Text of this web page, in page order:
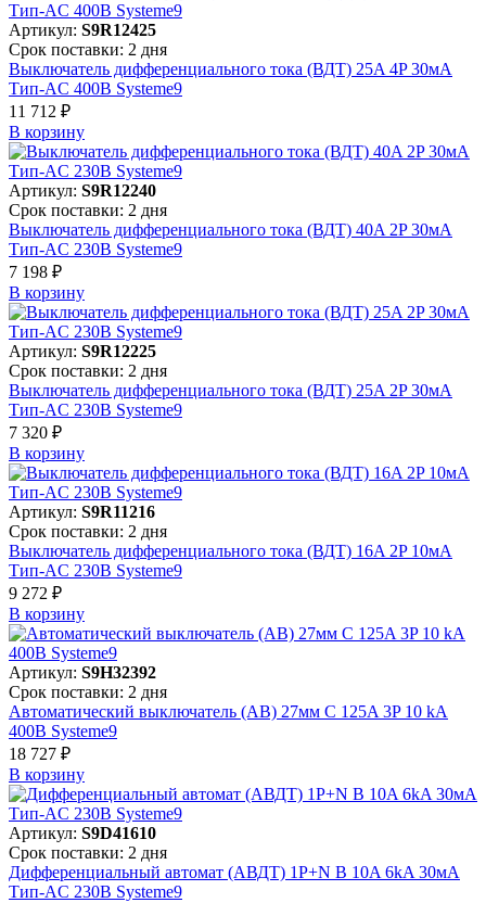
Артикул: S9R12425
Срок поставки: 2 дня
Выключатель дифференциального тока (ВДТ) 25A 4P 30мА
Тип-AC 400В Systeme9
11 712 ₽
В корзинy
Артикул: S9R12240
Срок поставки: 2 дня
Выключатель дифференциального тока (ВДТ) 40A 2P 30мА
Тип-AC 230В Systeme9
7 198 ₽
В корзинy
Артикул: S9R12225
Срок поставки: 2 дня
Выключатель дифференциального тока (ВДТ) 25A 2P 30мА
Тип-AC 230В Systeme9
7 320 ₽
В корзинy
Артикул: S9R11216
Срок поставки: 2 дня
Выключатель дифференциального тока (ВДТ) 16A 2P 10мА
Тип-AC 230В Systeme9
9 272 ₽
В корзинy
Артикул: S9H32392
Срок поставки: 2 дня
Автоматический выключатель (АВ) 27мм C 125A 3P 10 kA
400В Systeme9
18 727 ₽
В корзинy
Артикул: S9D41610
Срок поставки: 2 дня
Дифференциальный автомат (АВДТ) 1P+N B 10A 6kA 30мА
Тип-AC 230В Systeme9